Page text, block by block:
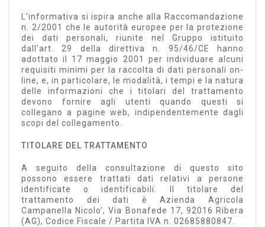
L’informativa si ispira anche alla Raccomandazione
n. 2/2001 che le autorità europee per la protezione
dei dati personali, riunite nel Gruppo istituito
dall’art. 29 della direttiva n. 95/46/CE hanno
adottato il 17 maggio 2001 per individuare alcuni
requisiti minimi per la raccolta di dati personali on-
line, e, in particolare, le modalità, i tempi e la natura
delle informazioni che i titolari del trattamento
devono fornire agli utenti quando questi si
collegano a pagine web, indipendentemente dagli
scopi del collegamento.
TITOLARE DEL TRATTAMENTO
A seguito della consultazione di questo sito
possono essere trattati dati relativi a persone
identificate o identificabili. Il titolare del
trattamento dei dati è Azienda Agricola
Campanella Nicolo', Via Bonafede 17, 92016 Ribera
(AG), Codice Fiscale / Partita IVA n. 02685880847.